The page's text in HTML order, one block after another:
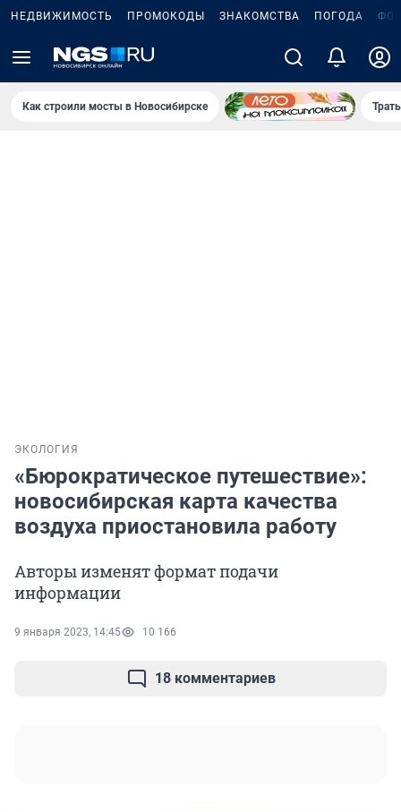
НЕДВИЖИМОСТЬ ПРОМОКОДЫ ЗНАКОМСТВА ПОГОДА
Как строили мосты в Новосибирске
ЭКОЛОГИЯ
«Бюрократическое путешествие»:
новосибирская карта качества
воздуха приостановила работу
Авторы изменят формат подачи
информации
9 января 2023, 14:45 10 166
18 комментариев